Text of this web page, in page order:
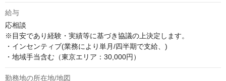
給与
応相談
※目安であり経験・実績等に基づき協議の上決定します。
・インセンティブ(業務により単月/四半期で支給、)
・地域手当含む（東京エリア：30,000円）
勤務地の所在地/地図